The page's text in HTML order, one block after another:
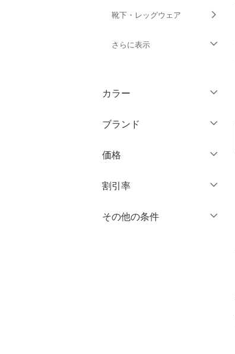
靴下・レッグウェア
さらに表示
アクセサリー・腕時計
財布・ポーチ・ケース
帽子
ヘアアクセサリー
マタニティウェア・ベビ
ー用品
カラー
クリア
ブランド
価格
絞り込み
割引率
％OFF～ ％OFF
その他の条件
TATRAS CONCEPT STORE
カットソー・Tシャツ
30,800円